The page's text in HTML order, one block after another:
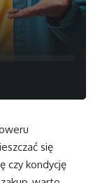
się
czy kondycję